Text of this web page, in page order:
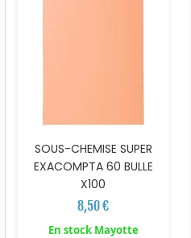
SOUS-CHEMISE SUPER
EXACOMPTA 60 BULLE
X100
8,50 €
En stock Mayotte